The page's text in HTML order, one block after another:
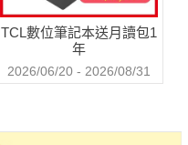
TCL數位筆記本送月讀包1
年
2026/06/20 - 2026/08/31